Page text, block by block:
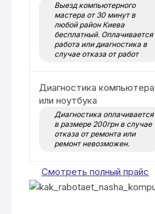
Выезд компьютерного
мастера от 30 минут в
любой район Киева
бесплатный. Оплачивается
работа или диагностика в
случае отказа от работ
Диагностика компьютера
или ноутбука
Диагностика оплачивается
в размере 200грн в случае
отказа от ремонта или
ремонт невозможен.
Смотреть полный прайс